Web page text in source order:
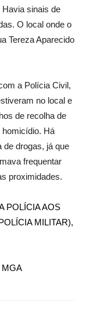
Havia sinais de
O local onde o
Tereza Aparecido
a Polícia Civil,
no local e
de recolha de
homicídio. Há
de drogas, já que
frequentar
proximidades.
POLÍCIA AOS
MILITAR),
MGA